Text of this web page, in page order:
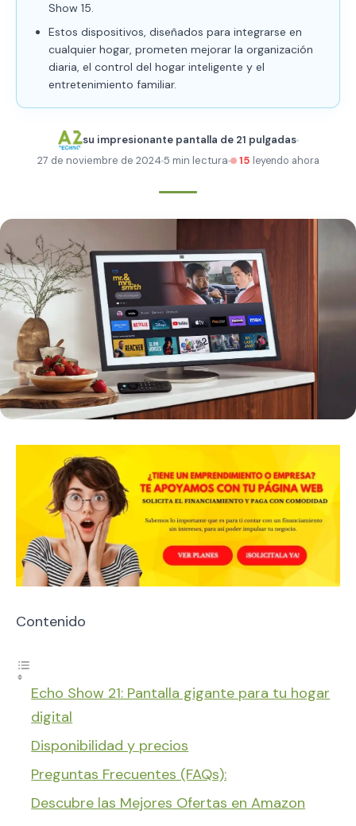
Show 15.
Estos dispositivos, diseñados para integrarse en
cualquier hogar, prometen mejorar la organización
diaria, el control del hogar inteligente y el
entretenimiento familiar.
su impresionante pantalla de 21 pulgadas
27 de noviembre de 2024 5 min lectura 15 leyendo ahora
Contenido
Echo Show 21: Pantalla gigante para tu hogar
digital
Disponibilidad y precios
Preguntas Frecuentes (FAQs):
Descubre las Mejores Ofertas en Amazon